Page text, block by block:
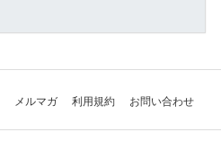
メルマガ 利用規約 お問い合わせ